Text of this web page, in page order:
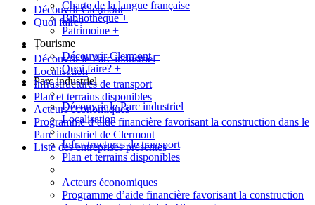
Découvrir Clermont
Quoi faire?
←
Découvrir le Parc industriel
Localisation
Infrastructures de transport
Plan et terrains disponibles
Acteurs économiques
Programme d’aide financière favorisant la construction dans le
Parc industriel de Clermont
Liste des entreprises présentes
Charte de la langue française
Bibliothèque+
Patrimoine +
Tourisme
Découvrir Clermont+
Quoi faire? +
Parc industriel
Découvrir le Parc industriel
Localisation
Infrastructures de transport
Plan et terrains disponibles
Acteurs économiques
Programme d’aide financière favorisant la construction